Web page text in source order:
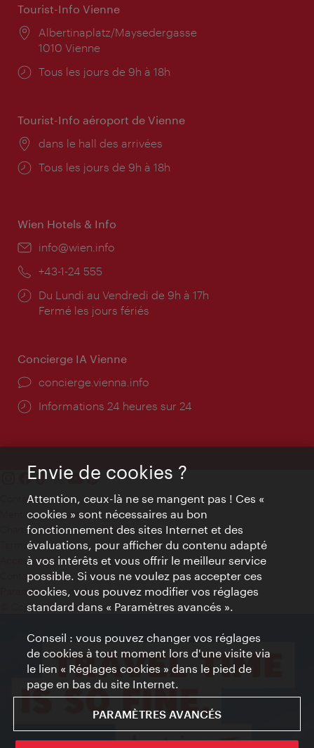
Tourist-Info Vienne
Lieu:
Albertinaplatz/Maysedergasse
1010 Vienne
Horaires
Tous les jours de 9h à 18h
Tourist-Info aéroport de Vienne
Lieu:
dans le hall des arrivées
Horaires
Tous les jours de 9h à 18h
Wien Hotels & Info
E-
info@wien.info
Téléphone:
+43-1-24 555
Horaires
d'ouverture:
Du Lundi au Vendredi de 9h à 17h
Fermé les jours fériés
Concierge IA Vienne
Ort:
concierge.vienna.info
Öffnungszeiten:
Informations 24 heures sur 24
Contact
Mentions obligatoires
Charte sur le respect de la vie privée
Terms of Use
Accessibilité
Contact presse
Paramètres de cookies
© Copyright WienTourismus
Envie de cookies ?
Attention, ceux-là ne se mangent pas ! Ces «
cookies » sont nécessaires au bon
fonctionnement des sites Internet et des
évaluations, pour afficher du contenu adapté
à vos intérêts et vous offrir le meilleur service
possible. Si vous ne voulez pas accepter ces
cookies, vous pouvez modifier vos réglages
standard dans « Paramètres avancés ».
Conseil : vous pouvez changer vos réglages
de cookies à tout moment lors d'une visite via
le lien « Réglages cookies » dans le pied de
page en bas du site Internet.
PARAMÈTRES AVANCÉS